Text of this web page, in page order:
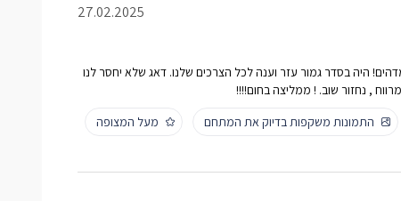
27.02.2025
היה בסדר גמור עזר וענה לכל הצרכים שלנו. דאג שלא יחסר לנו
, נחזור שוב. ! ממליצה בחום!!!!
התמונות משקפות בדיוק את המתחם מעל המצופה